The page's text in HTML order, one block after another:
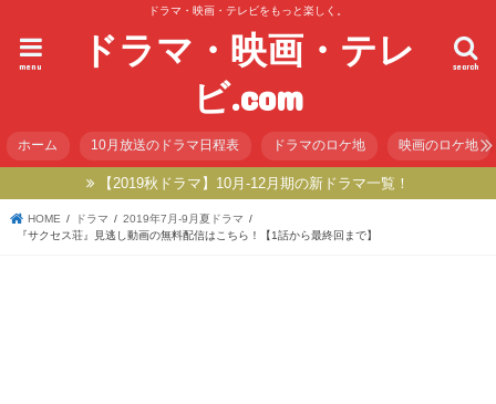
ドラマ・映画・テレビをもっと楽しく。
ドラマ・映画・テレ
ビ.com
search
menu
ホーム 10月放送のドラマ日程表 ドラマのロケ地 映画のロケ地
【2019秋ドラマ】10月-12月期の新ドラマ一覧！
HOME ドラマ
2019年7月-9月夏ドラマ
『サクセス荘』見逃し動画の無料配信はこちら！【1話から最終回まで】